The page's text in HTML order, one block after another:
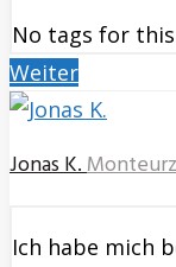
No tags for
Weiter
Jonas K.
Ich habe mich